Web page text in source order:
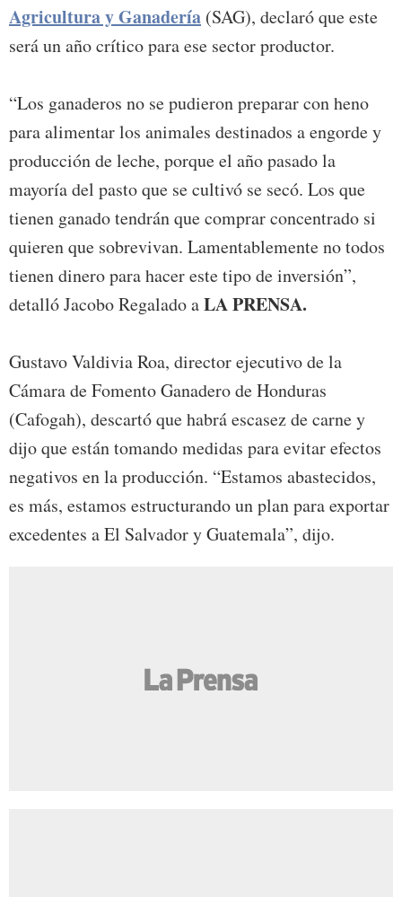
Agricultura y Ganadería (SAG), declaró que este
será un año crítico para ese sector productor.
“Los ganaderos no se pudieron preparar con heno
para alimentar los animales destinados a engorde y
producción de leche, porque el año pasado la
mayoría del pasto que se cultivó se secó. Los que
tienen ganado tendrán que comprar concentrado si
quieren que sobrevivan. Lamentablemente no todos
tienen dinero para hacer este tipo de inversión”,
detalló Jacobo Regalado aLA PRENSA.
Gustavo Valdivia Roa, director ejecutivo de la
Cámara de Fomento Ganadero de Honduras
(Cafogah), descartó que habrá escasez de carne y
dijo que están tomando medidas para evitar efectos
negativos en la producción. “Estamos abastecidos,
es más, estamos estructurando un plan para exportar
excedentes a El Salvador y Guatemala”, dijo.